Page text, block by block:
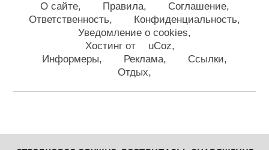
О сайте Правила
Соглашение
Ответственность
Конфиденциальность
Уведомление о cookies
Хостинг от
uCoz
Информеры
Реклама
Ссылки
Отдых